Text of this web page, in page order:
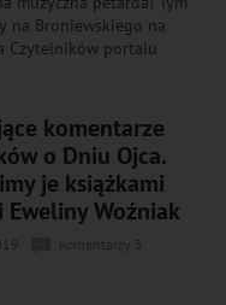
na Broniewskiego na
Czytelników portalu
komentarze
o Dniu Ojca.
je książkami
Eweliny Woźniak